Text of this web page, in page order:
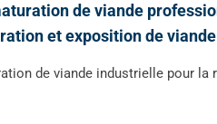
de viande
et exposition de
de viande industrielle pour la